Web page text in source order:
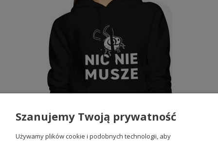
Szanujemy Twoją prywatność
Używamy plików cookie i podobnych technologii, aby